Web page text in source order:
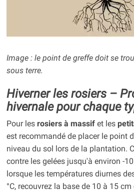
Image : le point de greffe doit se
sous terre.
Hiverner les rosiers –
hivernale pour chaque
Pour les rosiers à massifet les
est recommandé de placer le point
niveau du sol lors de la plantation.
contre les gelées jusqu'à environ -
lorsque les températures diurnes
°C, recouvrez la base de 10 à 15